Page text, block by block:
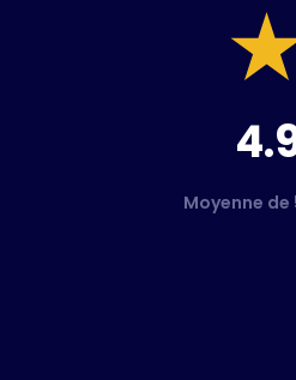
Moyenne de